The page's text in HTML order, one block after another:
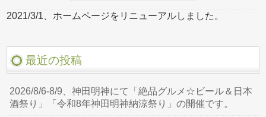
2021/3/1、ホームページをリニューアルしました。
最近の投稿
2026/8/6-8/9、神田明神にて「絶品グルメ☆ビール＆日本
酒祭り」「令和8年神田明神納涼祭り」の開催です。